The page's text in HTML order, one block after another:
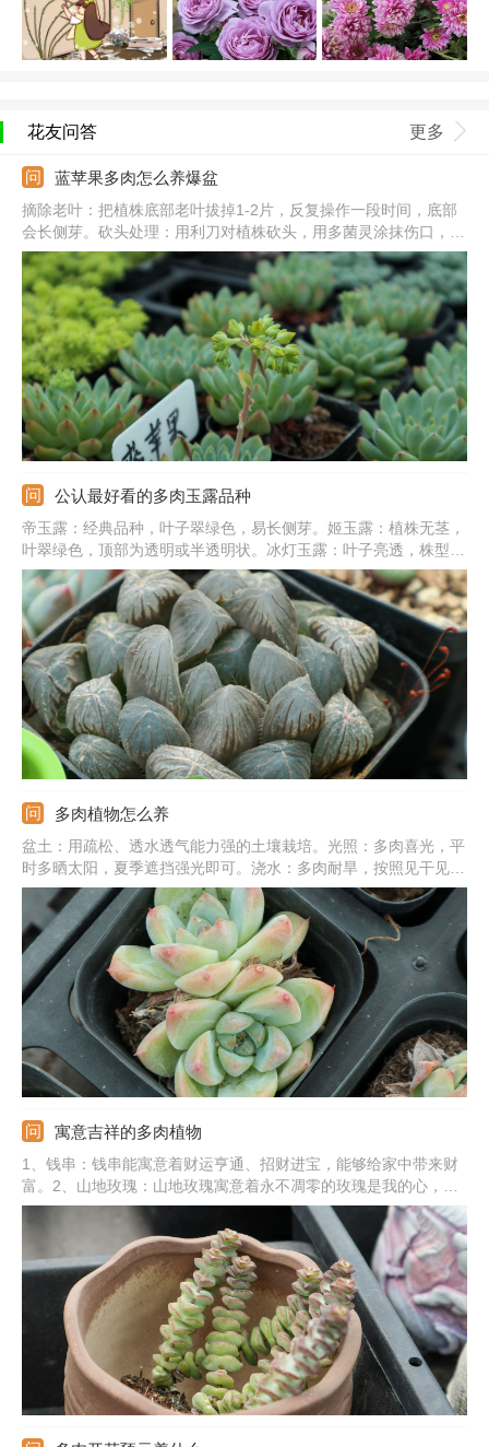
花友问答 更多
蓝苹果多肉怎么养爆盆
摘除老叶：把植株底部老叶拔掉1-2片，反复操作一段时间，底部
会长侧芽。砍头处理：用利刀对植株砍头，用多菌灵涂抹伤口，并
在阴凉通风处养。光照充足：把它放到向阳处，每天见光不少于5
个小时，夏季要避免暴晒。合理浇水：生长期保持土壤湿润，大型
植株可适当控水，保证良好的通风性。
公认最好看的多肉玉露品种
帝玉露：经典品种，叶子翠绿色，易长侧芽。姬玉露：植株无茎，
叶翠绿色，顶部为透明或半透明状。冰灯玉露：叶子亮透，株型
大，生长紧凑，叶片饱满肥厚。宫灯玉露：顶部有细绒毛，叶片深
绿色，顶部有纹路。霓虹灯玉露：叶片为三角形，顶端有窗，大且
亮，绿色，光照充足为紫黑色。
多肉植物怎么养
盆土：用疏松、透水透气能力强的土壤栽培。光照：多肉喜光，平
时多晒太阳，夏季遮挡强光即可。浇水：多肉耐旱，按照见干见湿
法浇水最好，夏冬季严格控水。温度：主要控制夏季和冬季的温
度，夏季加强通风，冬季搬到温暖处。施肥：春秋季最好每个月追
肥一次，选稀释的肥液，营养足长势更旺盛。
寓意吉祥的多肉植物
1、钱串：钱串能寓意着财运亨通、招财进宝，能够给家中带来财
富。2、山地玫瑰：山地玫瑰寓意着永不凋零的玫瑰是我的心，能
象征爱情。3、佛珠：佛珠能寓意着吉祥、如意，给人们带来好运
气。4、熊童子：熊童子的寓意是玲珑优雅，也有较好的观赏性。
5、其他植物：还有爱之蔓、心叶球兰、玉露、火祭、吸财树、红
宝石等。